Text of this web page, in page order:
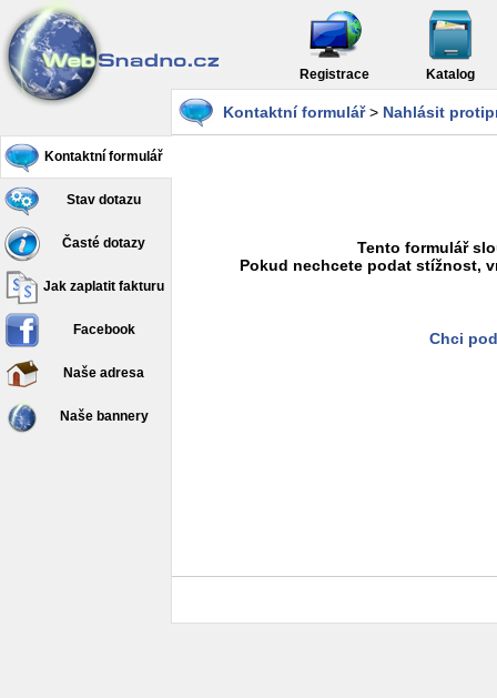
Registrace Katalog
Kontaktní formulář
Stav dotazu
Časté dotazy
Jak zaplatit fakturu
Facebook
Naše adresa
Naše bannery
Kontaktní formulář> Nahlásit
Tento formulář
Pokud nechcete podat stížnost,
Chci